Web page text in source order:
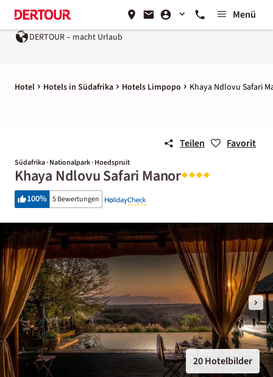
Menü
DERTOUR – macht Urlaub
Hotel Hotels in Südafrika Hotels Limpopo Khaya Ndlovu Safari
Teilen Favorit
Südafrika · Nationalpark · Hoedspruit
Khaya Ndlovu Safari Manor
100% 5 Bewertungen
20 Hotelbilder